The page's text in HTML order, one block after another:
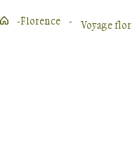
Florence Voyage